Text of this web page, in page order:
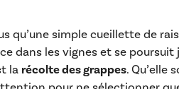
qu’une simple cueillette de
dans les vignes et se poursuit
la récolte des grappes. Qu’elle